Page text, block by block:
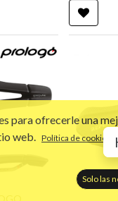
para ofrecerle una
web. Política de cookies
Solo las